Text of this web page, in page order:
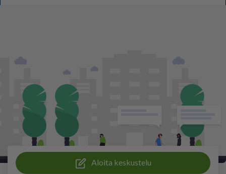
Aloita keskustelu